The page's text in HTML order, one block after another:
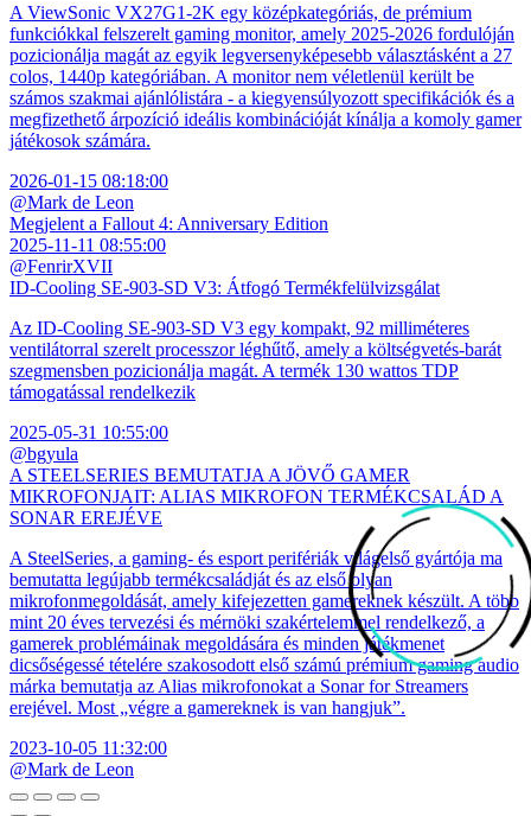
A ViewSonic VX27G1-2K egy középkategóriás, de prémium
funkciókkal felszerelt gaming monitor, amely 2025-2026 fordulóján
pozicionálja magát az egyik legversenyképesebb választásként a 27
colos, 1440p kategóriában. A monitor nem véletlenül került be
számos szakmai ajánlólistára - a kiegyensúlyozott specifikációk és a
megfizethető árpozíció ideális kombinációját kínálja a komoly gamer
játékosok számára.
2026-01-15 08:18:00
@Mark de Leon
Megjelent a Fallout 4: Anniversary Edition
2025-11-11 08:55:00
@FenrirXVII
ID-Cooling SE-903-SD V3: Átfogó Termékfelülvizsgálat
Az ID-Cooling SE-903-SD V3 egy kompakt, 92 milliméteres
ventilátorral szerelt processzor léghűtő, amely a költségvetés-barát
szegmensben pozicionálja magát. A termék 130 wattos TDP
támogatással rendelkezik
2025-05-31 10:55:00
@bgyula
A STEELSERIES BEMUTATJA A JÖVŐ GAMER
MIKROFONJAIT: ALIAS MIKROFON TERMÉKCSALÁD A
SONAR EREJÉVE
A SteelSeries, a gaming- és esport perifériák világelső gyártója ma
bemutatta legújabb termékcsaládját és az első olyan
mikrofonmegoldását, amely kifejezetten gamereknek készült. A több
mint 20 éves tervezési és mérnöki szakértelemmel rendelkező, a
gamerek problémáinak megoldására és minden játékmenet
dicsőségessé tételére szakosodott első számú prémium gaming audio
márka bemutatja az Alias mikrofonokat a Sonar for Streamers
erejével. Most „végre a gamereknek is van hangjuk”.
2023-10-05 11:32:00
@Mark de Leon